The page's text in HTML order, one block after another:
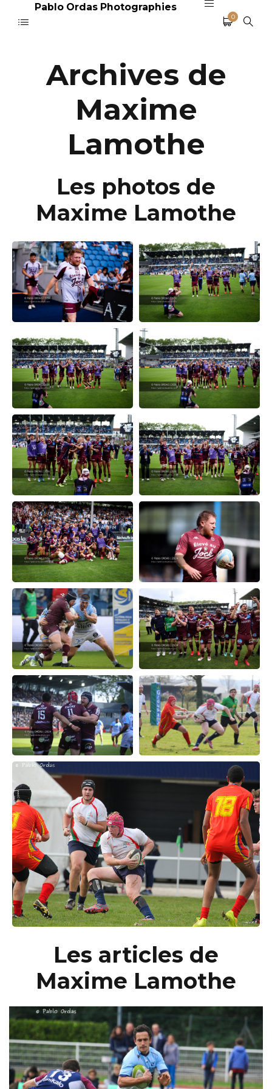
Pablo Ordas Photographies
0
Archives de
Maxime
Lamothe
Les photos de
Maxime Lamothe
Les articles de
Maxime Lamothe